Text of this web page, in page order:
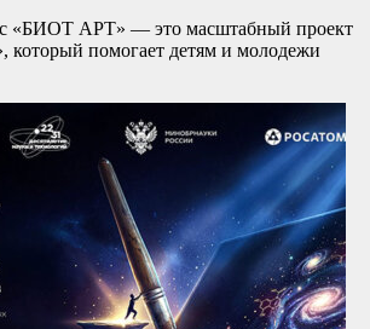
«БИОТ АРТ» — это масштабный проект
помогает детям и молодежи